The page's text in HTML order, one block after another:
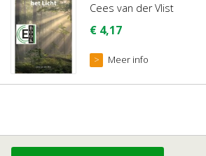
Cees van der Vlist
€ 4,17
Meer info